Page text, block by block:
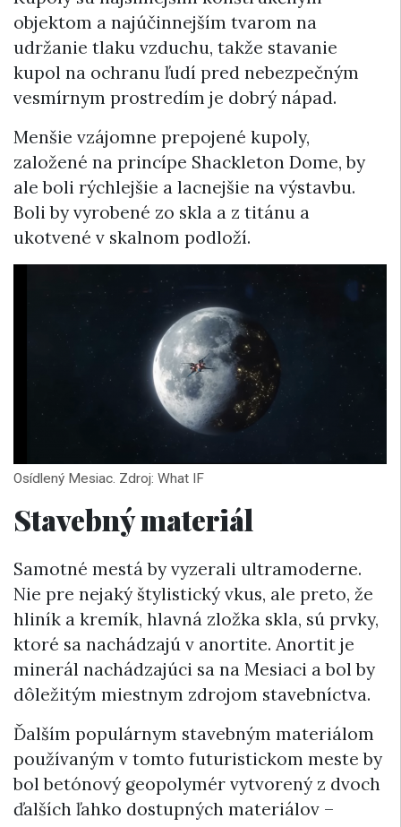
objektom a najúčinnejším tvarom na
udržanie tlaku vzduchu, takže stavanie
kupol na ochranu ľudí pred nebezpečným
vesmírnym prostredím je dobrý nápad.
Menšie vzájomne prepojené kupoly,
založené na princípe Shackleton Dome, by
ale boli rýchlejšie a lacnejšie na výstavbu.
Boli by vyrobené zo skla a z titánu a
ukotvené v skalnom podloží.
Osídlený Mesiac. Zdroj: What IF
Stavebný materiál
Samotné mestá by vyzerali ultramoderne.
Nie pre nejaký štylistický vkus, ale preto, že
hliník a kremík, hlavná zložka skla, sú prvky,
ktoré sa nachádzajú v anortite. Anortit je
minerál nachádzajúci sa na Mesiaci a bol by
dôležitým miestnym zdrojom stavebníctva.
Ďalším populárnym stavebným materiálom
používaným v tomto futuristickom meste by
bol betónový geopolymér vytvorený z dvoch
ďalších ľahko dostupných materiálov –